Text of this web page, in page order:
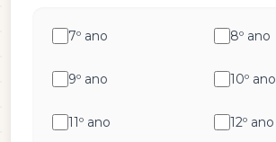
História e Cultura das Artes
7º ano 8º ano
9º ano 10º ano
11º ano 12º ano